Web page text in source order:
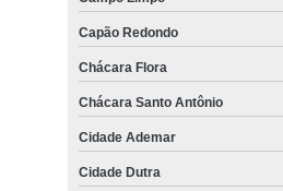
Capão Redondo
Chácara Flora
Chácara Santo Antônio
Cidade Ademar
Cidade Dutra